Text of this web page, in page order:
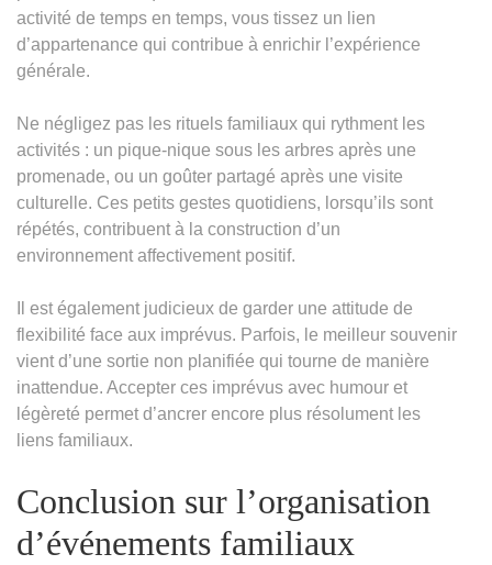
activité de temps en temps, vous tissez un lien
d’appartenance qui contribue à enrichir l’expérience
générale.
Ne négligez pas les rituels familiaux qui rythment les
activités : un pique-nique sous les arbres après une
promenade, ou un goûter partagé après une visite
culturelle. Ces petits gestes quotidiens, lorsqu’ils sont
répétés, contribuent à la construction d’un
environnement affectivement positif.
Il est également judicieux de garder une attitude de
flexibilité face aux imprévus. Parfois, le meilleur souvenir
vient d’une sortie non planifiée qui tourne de manière
inattendue. Accepter ces imprévus avec humour et
légèreté permet d’ancrer encore plus résolument les
liens familiaux.
Conclusion sur l’organisation
d’événements familiaux